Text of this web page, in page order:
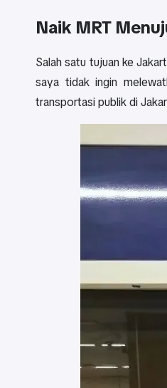
Naik MRT
Salah satu tujuan ke
saya tidak ingin
transportasi publik di